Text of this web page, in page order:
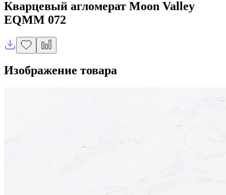
Кварцевый агломерат Moon Valley
EQMM 072
Изображение товара